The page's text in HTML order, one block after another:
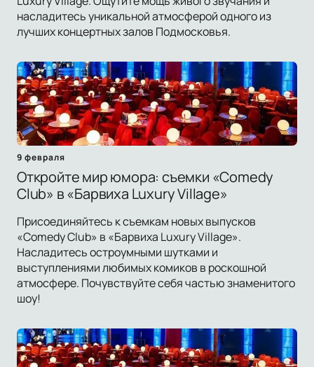
насладитесь уникальной атмосферой одного из
лучших концертных залов Подмосковья.
9 февраля
Откройте мир юмора: съемки «Comedy
Club» в «Барвиха Luxury Village»
Присоединяйтесь к съемкам новых выпусков
«Comedy Club» в «Барвиха Luxury Village».
Насладитесь остроумными шутками и
выступлениями любимых комиков в роскошной
атмосфере. Почувствуйте себя частью знаменитого
шоу!